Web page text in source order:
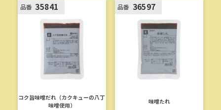
品番 35841
コク旨味噌だれ（カクキューの八丁
味噌使用）
品番 36597
味噌たれ